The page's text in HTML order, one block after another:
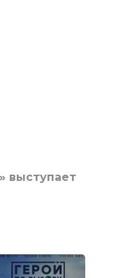
выступает